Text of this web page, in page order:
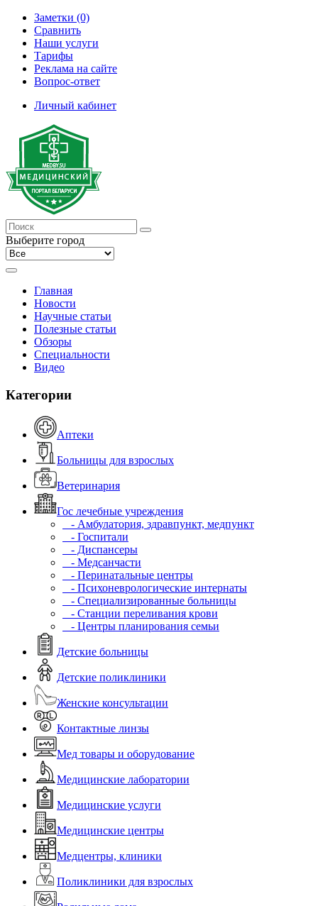
Заметки (0)
Сравнить
Наши услуги
Тарифы
Реклама на сайте
Вопрос-ответ
Личный кабинет
Выберите город
Главная
Новости
Научные статьи
Полезные статьи
Обзоры
Специальности
Видео
Категории
Аптеки
Больницы для взрослых
Ветеринария
Гос лечебные учреждения
- Амбулатория, здравпункт, медпункт
- Госпитали
- Диспансеры
- Медсанчасти
- Перинатальные центры
- Психоневрологические интернаты
- Специализированные больницы
- Станции переливания крови
- Центры планирования семьи
Детские больницы
Детские поликлиники
Женские консультации
Контактные линзы
Мед товары и оборудование
Медицинские лаборатории
Медицинские услуги
Медицинские центры
Медцентры, клиники
Поликлиники для взрослых